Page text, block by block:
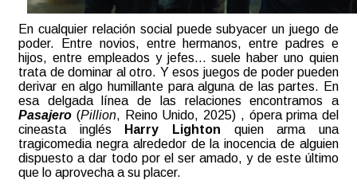
En cualquier relación social puede subyacer un juego de
poder. Entre novios, entre hermanos, entre padres e
hijos, entre empleados y jefes… suele haber uno quien
trata de dominar al otro. Y esos juegos de poder pueden
derivar en algo humillante para alguna de las partes. En
esa delgada línea de las relaciones encontramos a
Pasajero (Pillion, Reino Unido, 2025) , ópera prima del
cineasta inglés
Harry Lighton quien arma una
tragicomedia negra alrededor de la inocencia de alguien
dispuesto a dar todo por el ser amado, y de este último
que lo aprovecha a su placer.